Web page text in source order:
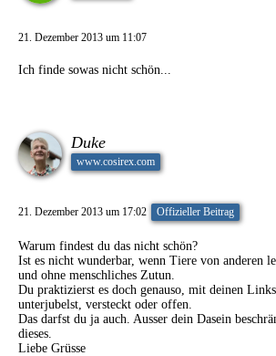
21. Dezember 2013 um 11:07
Ich finde sowas nicht schön...
Duke
www.cosirex.com
21. Dezember 2013 um 17:02 Offizieller Beitrag
Warum findest du das nicht schön?
Ist es nicht wunderbar, wenn Tiere von anderen
und ohne menschliches Zutun.
Du praktizierst es doch genauso, mit deinen
unterjubelst, versteckt oder offen.
Das darfst du ja auch. Ausser dein Dasein
dieses.
Liebe Grüsse